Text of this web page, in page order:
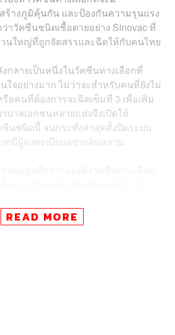
ร้างภูมิคุ้นกัน และป้องกันความรุนแรง
าวัคซีนชนิดเชื้อตายอย่าง Sinovac ที่
นใหญ่ที่ถูกจัดสรรและฉีดให้กับคนไทย
กลายเป็นหนึ่งในวัคซีนทางเลือกที่
จอย่างมาก ไม่ว่าจะสำหรับคนที่ยังไม่
อคนที่ต้องการจะฉีดเข็มที่ 3 เพื่อเพิ่ม
บาลเอกชนหลายแห่งจึงเปิดให้
ซีนชนิดนี้ จนกระทั่งล่าสุดตั้งปิดระบบ
กมีผู้ลงทะเบียนอย่างล้นหลาม
READ MORE